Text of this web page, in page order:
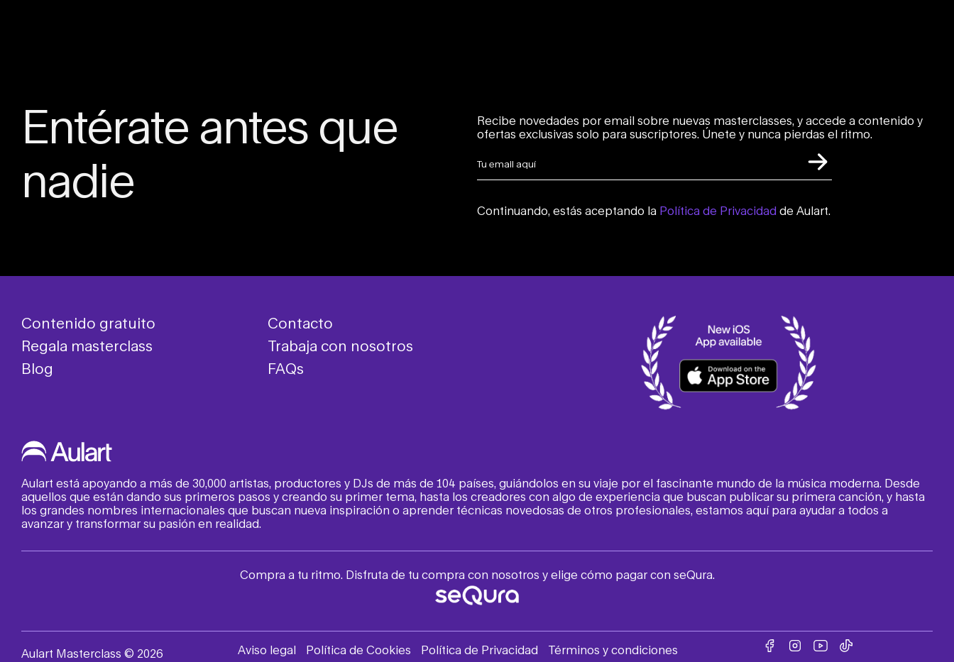
Entérate antes que
nadie
Recibe novedades por email sobre nuevas masterclasses, y accede a contenido y
ofertas exclusivas solo para suscriptores. Únete y nunca pierdas el ritmo.
Continuando, estás aceptando la Política de Privacidad de Aulart.
Contenido gratuito
Regala masterclass
Blog
Contacto
Trabaja con nosotros
FAQs
Aulart está apoyando a más de 30,000 artistas, productores y DJs de más de 104 países, guiándolos en su viaje por el fascinante mundo de la música moderna. Desde
aquellos que están dando sus primeros pasos y creando su primer tema, hasta los creadores con algo de experiencia que buscan publicar su primera canción, y hasta
los grandes nombres internacionales que buscan nueva inspiración o aprender técnicas novedosas de otros profesionales, estamos aquí para ayudar a todos a
avanzar y transformar su pasión en realidad.
Compra a tu ritmo. Disfruta de tu compra con nosotros y elige cómo pagar con seQura.
Aulart Masterclass © 2026 Aviso legal Política de Cookies Política de Privacidad Términos y condiciones